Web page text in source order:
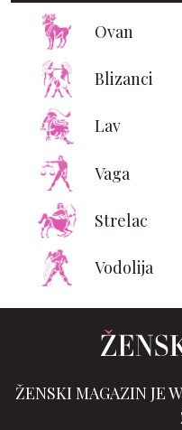
Ovan
Blizanci
Lav
Vaga
Strelac
Vodolija
ŽENSKI MAGAZIN JE